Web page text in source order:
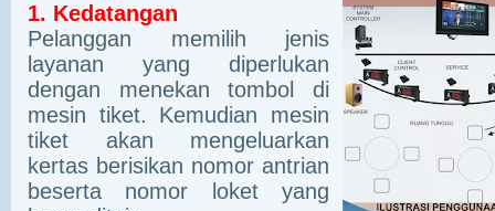
1. Kedatangan
Pelanggan memilih jenis
layanan yang diperlukan
dengan menekan tombol di
mesin tiket. Kemudian mesin
tiket akan mengeluarkan
kertas berisikan nomor antrian
beserta nomor loket yang